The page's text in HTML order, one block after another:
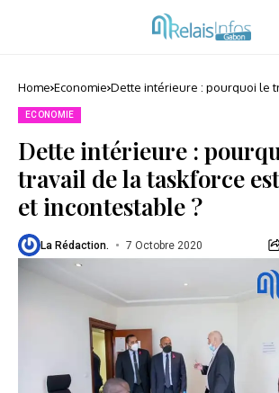
Home Economie Dette intérieure : pourquoi le
ECONOMIE
Dette intérieure :
travail de la taskforce
et incontestable ?
La Rédaction. 7 Octobre 2020